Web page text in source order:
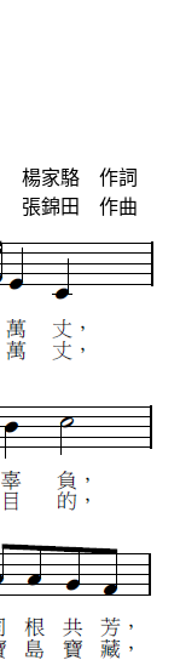
楊家駱 作詞
張錦田 作曲